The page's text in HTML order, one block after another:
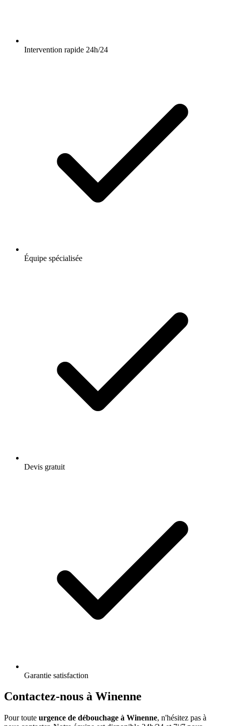
Intervention rapide 24h/24
Équipe spécialisée
Devis gratuit
Garantie satisfaction
Contactez-nous à Winenne
Pour toute urgence de débouchage à Winenne, n'hésitez pas à